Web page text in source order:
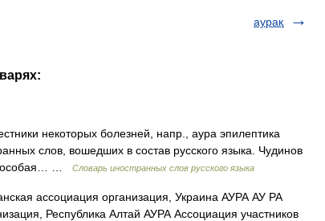
аурақ
некоторых болезней, напр., аура эпилептика
слов, вошедших в состав русского языка. Чудинов
особая… …
Словарь иностранных слов русского языка
ассоциация организация, Украина АУРА АУ РА
Республика Алтай АУРА Ассоциация участников